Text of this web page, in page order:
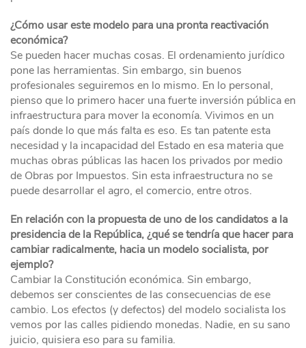
¿Cómo usar este modelo para una pronta reactivación
económica?
Se pueden hacer muchas cosas. El ordenamiento jurídico
pone las herramientas. Sin embargo, sin buenos
profesionales seguiremos en lo mismo. En lo personal,
pienso que lo primero hacer una fuerte inversión pública en
infraestructura para mover la economía. Vivimos en un
país donde lo que más falta es eso. Es tan patente esta
necesidad y la incapacidad del Estado en esa materia que
muchas obras públicas las hacen los privados por medio
de Obras por Impuestos. Sin esta infraestructura no se
puede desarrollar el agro, el comercio, entre otros.
En relación con la propuesta de uno de los candidatos a la
presidencia de la República, ¿qué se tendría que hacer para
cambiar radicalmente, hacia un modelo socialista, por
ejemplo?
Cambiar la Constitución económica. Sin embargo,
debemos ser conscientes de las consecuencias de ese
cambio. Los efectos (y defectos) del modelo socialista los
vemos por las calles pidiendo monedas. Nadie, en su sano
juicio, quisiera eso para su familia.